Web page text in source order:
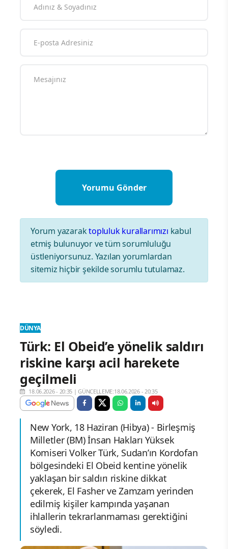
Yorum yazaraktopluluk kurallarımızı kabul
etmiş bulunuyor ve tüm sorumluluğu
üstleniyorsunuz. Yazılan yorumlardan
sitemiz hiçbir şekilde sorumlu tutulamaz.
DÜNYA
Türk: El Obeid’e yönelik saldırı
riskine karşı acil harekete
geçilmeli
18.06.2026 - 20:35 |GÜNCELLEME:18.06.2026 - 20:35
New York, 18 Haziran (Hibya) - Birleşmiş
Milletler (BM) İnsan Hakları Yüksek
Komiseri Volker Türk, Sudan’ın Kordofan
bölgesindeki El Obeid kentine yönelik
yaklaşan bir saldırı riskine dikkat
çekerek, El Fasher ve Zamzam yerinden
edilmiş kişiler kampında yaşanan
ihlallerin tekrarlanmaması gerektiğini
söyledi.